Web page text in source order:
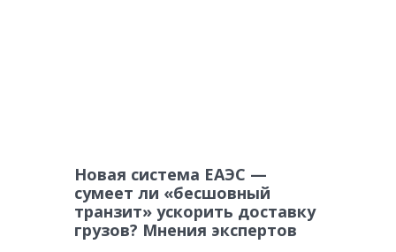
Новая система ЕАЭС —
сумеет ли «бесшовный
транзит» ускорить доставку
грузов? Мнения экспертов